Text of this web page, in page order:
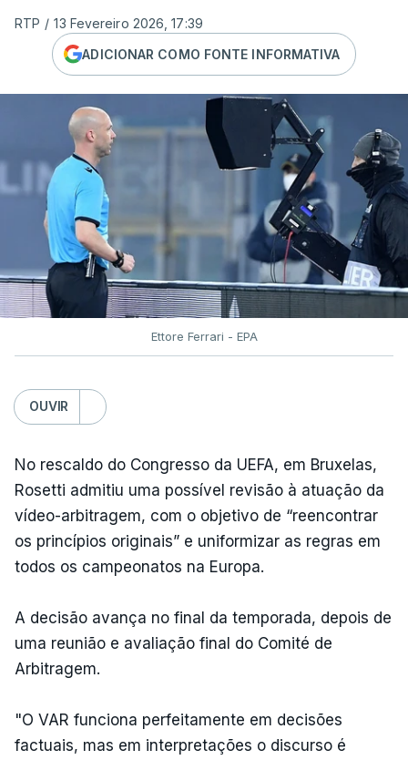
RTP / 13 Fevereiro 2026, 17:39
ADICIONAR COMO FONTE INFORMATIVA
Ettore Ferrari - EPA
OUVIR
No rescaldo do Congresso da UEFA, em Bruxelas,
Rosetti admitiu uma possível revisão à atuação da
vídeo-arbitragem, com o objetivo de “reencontrar
os princípios originais” e uniformizar as regras em
todos os campeonatos na Europa.
A decisão avança no final da temporada, depois de
uma reunião e avaliação final do Comité de
Arbitragem.
"O VAR funciona perfeitamente em decisões
factuais, mas em interpretações o discurso é